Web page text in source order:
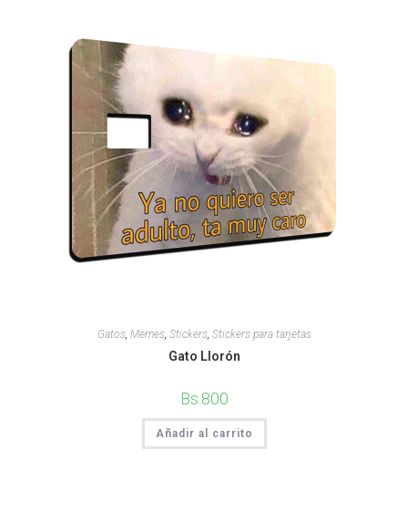
Gatos, Memes, Stickers, Stickers para tarjetas
Gato Llorón
Bs. 800
Añadir al carrito